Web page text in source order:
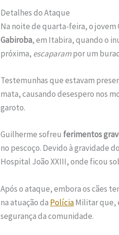
Detalhes do Ataque
Na noite de quarta-feira, o
Gabiroba, em Itabira, quando o
próxima, escaparampor um
Testemunhas que estavam
mata, causando desespero nos
garoto.
Guilherme sofreu ferimentos
no pescoço. Devido à gravidade
Hospital João XXIII, onde ficou
Após o ataque, embora os cães
na atuação da PolíciaMilitar que,
segurança da comunidade.